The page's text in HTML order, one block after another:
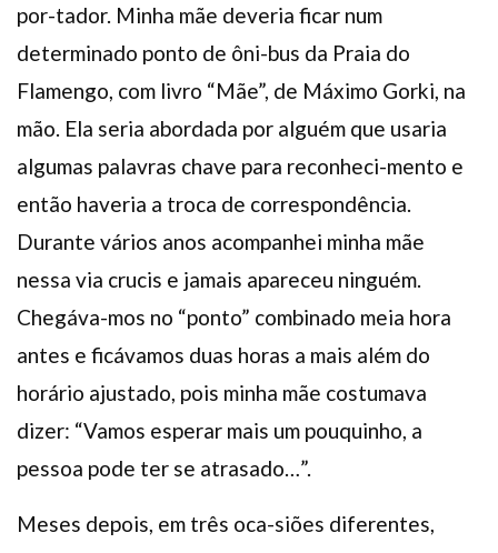
por-tador. Minha mãe deveria ficar num
determinado ponto de ôni-bus da Praia do
Flamengo, com livro “Mãe”, de Máximo Gorki, na
mão. Ela seria abordada por alguém que usaria
algumas palavras chave para reconheci-mento e
então haveria a troca de correspondência.
Durante vários anos acompanhei minha mãe
nessa via crucis e jamais apareceu ninguém.
Chegáva-mos no “ponto” combinado meia hora
antes e ficávamos duas horas a mais além do
horário ajustado, pois minha mãe costumava
dizer: “Vamos esperar mais um pouquinho, a
pessoa pode ter se atrasado…”.
Meses depois, em três oca-siões diferentes,